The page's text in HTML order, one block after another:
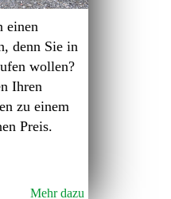
einen
denn Sie in
wollen?
Ihren
zu einem
Preis.
Mehr dazu